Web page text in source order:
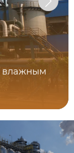
влажным